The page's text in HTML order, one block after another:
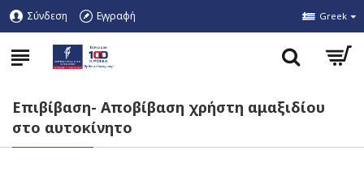
Σύνδεση Εγγραφή Greek
Επιβίβαση- Αποβίβαση χρήστη αμαξιδίου
στο αυτοκίνητο